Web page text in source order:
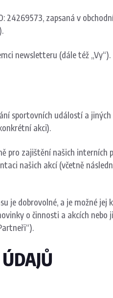
24269573, zapsaná v
newsletteru (dále též „Vy“).
sportovních událostí a
akci).
pro zajištění našich interních
našich akcí (včetně
je dobrovolné, a je možné jej
o činnosti a akcích nebo